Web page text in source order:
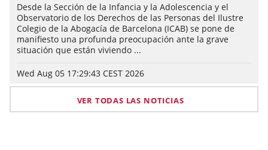
Desde la Sección de la Infancia y la Adolescencia y el
Observatorio de los Derechos de las Personas del Ilustre
Colegio de la Abogacía de Barcelona (ICAB) se pone de
manifiesto una profunda preocupación ante la grave
situación que están viviendo ...
Wed Aug 05 17:29:43 CEST 2026
VER TODAS LAS NOTICIAS